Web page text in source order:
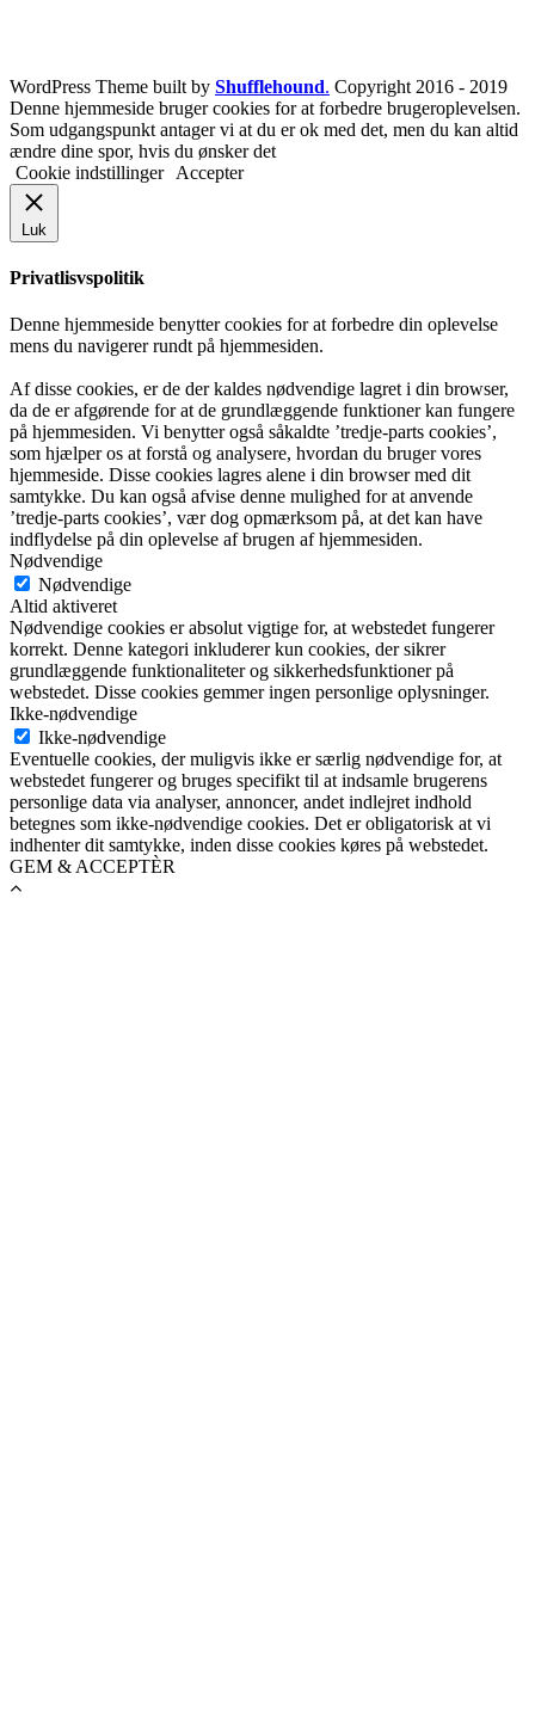
WordPress Theme built by Shufflehound. Copyright 2016 - 2019
Denne hjemmeside bruger cookies for at forbedre brugeroplevelsen.
Som udgangspunkt antager vi at du er ok med det, men du kan altid
ændre dine spor, hvis du ønsker det
Cookie indstillinger
Accepter
Luk
Privatlisvspolitik
Denne hjemmeside benytter cookies for at forbedre din oplevelse
mens du navigerer rundt på hjemmesiden.
Af disse cookies, er de der kaldes nødvendige lagret i din browser,
da de er afgørende for at de grundlæggende funktioner kan fungere
på hjemmesiden. Vi benytter også såkaldte ’tredje-parts cookies’,
som hjælper os at forstå og analysere, hvordan du bruger vores
hjemmeside. Disse cookies lagres alene i din browser med dit
samtykke. Du kan også afvise denne mulighed for at anvende
’tredje-parts cookies’, vær dog opmærksom på, at det kan have
indflydelse på din oplevelse af brugen af hjemmesiden.
Nødvendige
Nødvendige
Altid aktiveret
Nødvendige cookies er absolut vigtige for, at webstedet fungerer
korrekt. Denne kategori inkluderer kun cookies, der sikrer
grundlæggende funktionaliteter og sikkerhedsfunktioner på
webstedet. Disse cookies gemmer ingen personlige oplysninger.
Ikke-nødvendige
Ikke-nødvendige
Eventuelle cookies, der muligvis ikke er særlig nødvendige for, at
webstedet fungerer og bruges specifikt til at indsamle brugerens
personlige data via analyser, annoncer, andet indlejret indhold
betegnes som ikke-nødvendige cookies. Det er obligatorisk at vi
indhenter dit samtykke, inden disse cookies køres på webstedet.
GEM & ACCEPTÈR